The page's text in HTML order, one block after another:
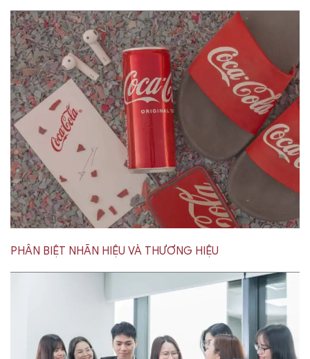
PHÂN BIỆT NHÃN HIỆU VÀ THƯƠNG HIỆU